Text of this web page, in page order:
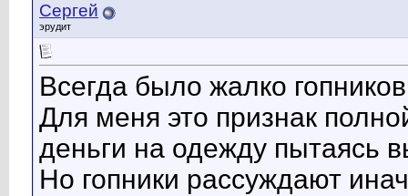
Сергей
эрудит
Всегда было жалко
Для меня это признак
деньги на одежду пытаясь
Но гопники рассуждают